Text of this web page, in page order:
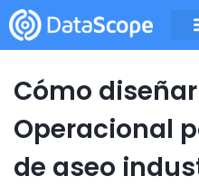
Cómo
Operacional
de aseo